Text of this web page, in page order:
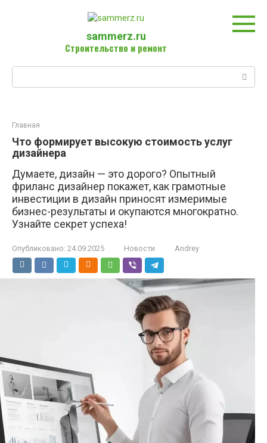
sammerz.ru
Строительство и ремонт
Главная
Что формирует высокую стоимость услуг
дизайнера
Думаете, дизайн — это дорого? Опытный
фриланс дизайнер покажет, как грамотные
инвестиции в дизайн приносят измеримые
бизнес-результаты и окупаются многократно.
Узнайте секрет успеха!
Опубликовано: 24.09.2025 Новости Andrey